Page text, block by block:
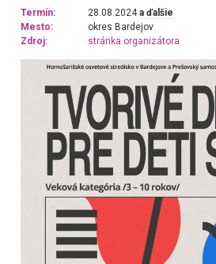
Termín: 28.08.2024a ďalšie
Mesto:
okres Bardejov
Zdroj:
stránka organizátora